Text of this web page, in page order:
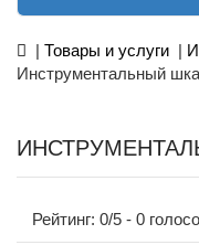
| Товары и услуги |
Инструментальный
Рейтинг: 0/5 - 0